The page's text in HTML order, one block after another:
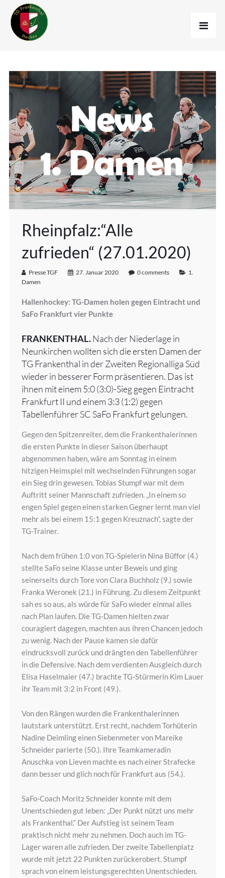
Rheinpfalz:“Alle
zufrieden“ (27.01.2020)
Presse TGF 27. Januar 2020 0 comments
1.
Damen
Hallenhockey: TG-Damen holen gegen Eintracht und
SaFo Frankfurt vier Punkte
FRANKENTHAL.Nach der Niederlage in
Neunkirchen wollten sich die ersten Damen der
TG Frankenthal in der Zweiten Regionalliga Süd
wieder in besserer Form präsentieren. Das ist
ihnen mit einem 5:0 (3:0)-Sieg gegen Eintracht
Frankfurt II und einem 3:3 (1:2) gegen
Tabellenführer SC SaFo Frankfurt gelungen.
Gegen den Spitzenreiter, dem die Frankenthalerinnen
die ersten Punkte in dieser Saison überhaupt
abgenommen haben, wäre am Sonntag in einem
hitzigen Heimspiel mit wechselnden Führungen sogar
ein Sieg drin gewesen. Tobias Stumpf war mit dem
Auftritt seiner Mannschaft zufrieden. „In einem so
engen Spiel gegen einen starken Gegner lernt man viel
mehr als bei einem 15:1 gegen Kreuznach“, sagte der
TG-Trainer.
Nach dem frühen 1:0 von TG-Spielerin Nina Büffor (4.)
stellte SaFo seine Klasse unter Beweis und ging
seinerseits durch Tore von Clara Buchholz (9.) sowie
Franka Weronek (21.) in Führung. Zu diesem Zeitpunkt
sah es so aus, als würde für SaFo wieder einmal alles
nach Plan laufen. Die TG-Damen hielten zwar
couragiert dagegen, machten aus ihren Chancen jedoch
zu wenig. Nach der Pause kamen sie dafür
eindrucksvoll zurück und drängten den Tabellenführer
in die Defensive. Nach dem verdienten Ausgleich durch
Elisa Haselmaier (47.) brachte TG-Stürmerin Kim Lauer
ihr Team mit 3:2 in Front (49.).
Von den Rängen wurden die Frankenthalerinnen
lautstark unterstützt. Erst recht, nachdem Torhüterin
Nadine Deimling einen Siebenmeter von Mareike
Schneider parierte (50.). Ihre Teamkameradin
Anuschka von Lieven machte es nach einer Strafecke
dann besser und glich noch für Frankfurt aus (54.).
SaFo-Coach Moritz Schneider konnte mit dem
Unentschieden gut leben: „Der Punkt nützt uns mehr
als Frankenthal.“ Der Aufstieg ist seinem Team
praktisch nicht mehr zu nehmen. Doch auch im TG-
Lager waren alle zufrieden. Der zweite Tabellenplatz
wurde mit jetzt 22 Punkten zurückerobert. Stumpf
sprach von einem leistungsgerechten Unentschieden.